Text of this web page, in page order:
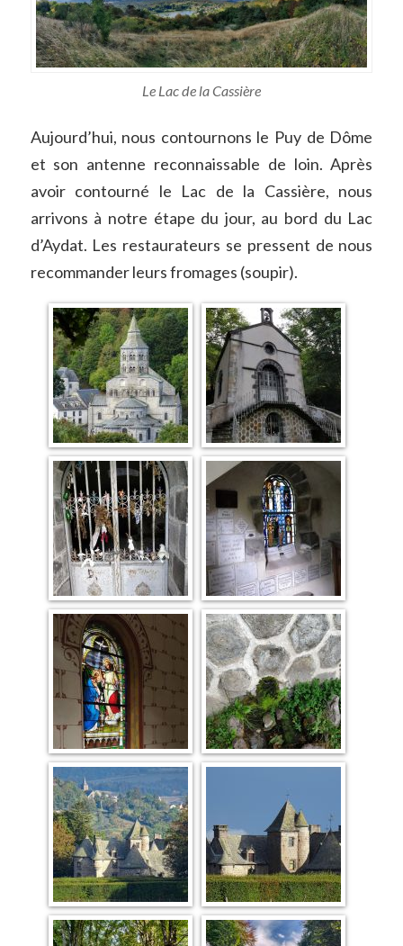
Le Lac de la Cassière
Aujourd’hui, nous contournons le Puy de Dôme
et son antenne reconnaissable de loin. Après
avoir contourné le Lac de la Cassière, nous
arrivons à notre étape du jour, au bord du Lac
d’Aydat. Les restaurateurs se pressent de nous
recommander leurs fromages (soupir).